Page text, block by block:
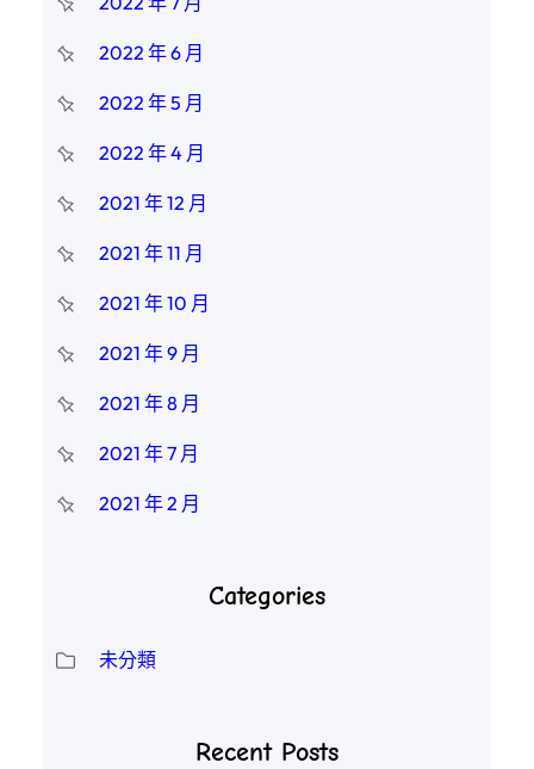
2022 年 6 月
2022 年 5 月
2022 年 4 月
2021 年 12 月
2021 年 11 月
2021 年 10 月
2021 年 9 月
2021 年 8 月
2021 年 7 月
2021 年 2 月
Categories
未分類
Recent Posts